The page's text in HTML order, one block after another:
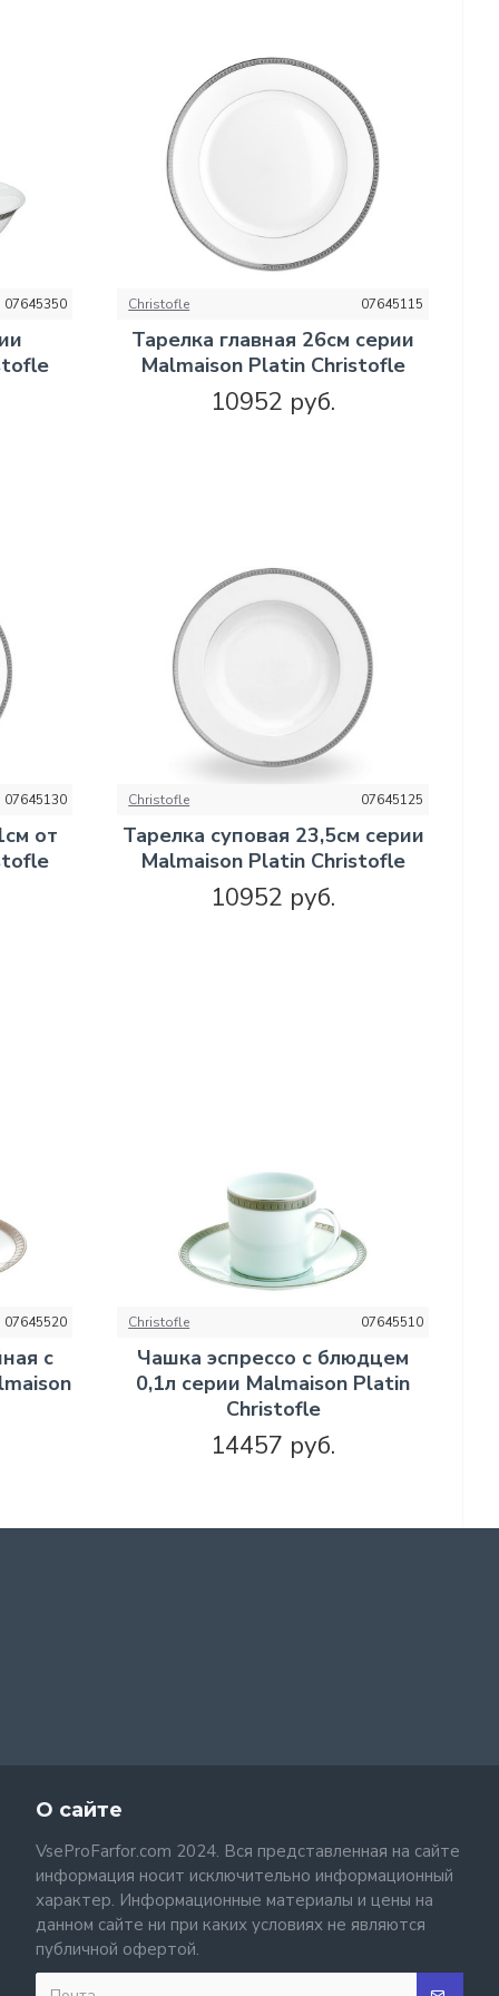
07645350 Christofle 07645115
Тарелка главная 26см серии
Malmaison Platin Christofle
10952 руб.
07645130
от
Christofle 07645125
Тарелка суповая 23,5см серии
Malmaison Platin Christofle
10952 руб.
07645520
с
Christofle 07645510
Чашка эспрессо с блюдцем
0,1л серии Malmaison Platin
Christofle
14457 руб.
О сайте
VseProFarfor.com 2024. Вся представленная на сайте
информация носит исключительно информационный
характер. Информационные материалы и цены на
данном сайте ни при каких условиях не являются
публичной офертой.